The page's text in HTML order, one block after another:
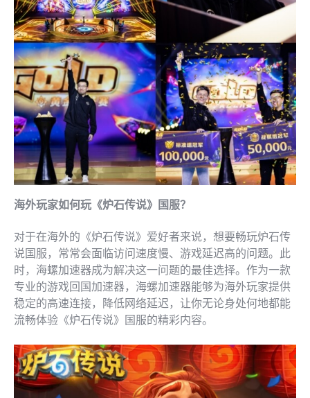
海外玩家如何玩《炉石传说》国服？
对于在海外的《炉石传说》爱好者来说，想要畅玩炉石传
说国服，常常会面临访问速度慢、游戏延迟高的问题。此
时，海螺加速器成为解决这一问题的最佳选择。作为一款
专业的游戏回国加速器，海螺加速器能够为海外玩家提供
稳定的高速连接，降低网络延迟，让你无论身处何地都能
流畅体验《炉石传说》国服的精彩内容。